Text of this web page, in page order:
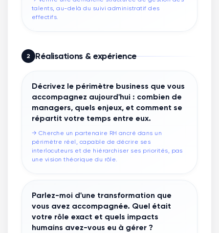
talents, au-delà du suivi administratif des
effectifs.
2 Réalisations & expérience
Décrivez le périmètre business que vous
accompagnez aujourd'hui : combien de
managers, quels enjeux, et comment se
répartit votre temps entre eux.
→ Cherche un partenaire RH ancré dans un
périmètre réel, capable de décrire ses
interlocuteurs et de hiérarchiser ses priorités, pas
une vision théorique du rôle.
Parlez-moi d'une transformation que
vous avez accompagnée. Quel était
votre rôle exact et quels impacts
humains avez-vous eu à gérer ?